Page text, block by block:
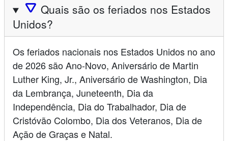
🛆 Quais são os feriados nos Estados
Unidos?
Os feriados nacionais nos Estados Unidos no ano
de 2026 são Ano-Novo, Aniversário de Martin
Luther King, Jr., Aniversário de Washington, Dia
da Lembrança, Juneteenth, Dia da
Independência, Dia do Trabalhador, Dia de
Cristóvão Colombo, Dia dos Veteranos, Dia de
Ação de Graças e Natal.